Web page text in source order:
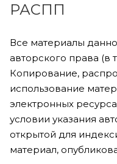
РАСПП
Все материалы
авторского права (в
Копирование,
использование
электронных
условии указания
открытой для
материал,